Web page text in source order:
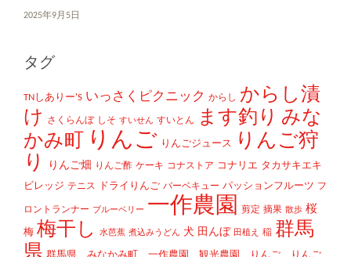
2025年9月5日
タグ
TNしありー'S いっさくピクニック からし からし漬
け
さくらんぼ しそ すいせん すいとん ます釣り みな
かみ町
りんご りんごジュース
りんご狩
り
りんご畑 りんご酢 ケーキ コナストア コナリエ タカサキエキ
ビレッジ テニス ドライりんご バーベキュー パッションフルーツ フ
ロントランナー ブルーベリー 一作農園 剪定 摘果 散歩 桜
梅 梅干し 水芭蕉 煮込みうどん 犬 田んぼ 田植え 稲 群馬
県